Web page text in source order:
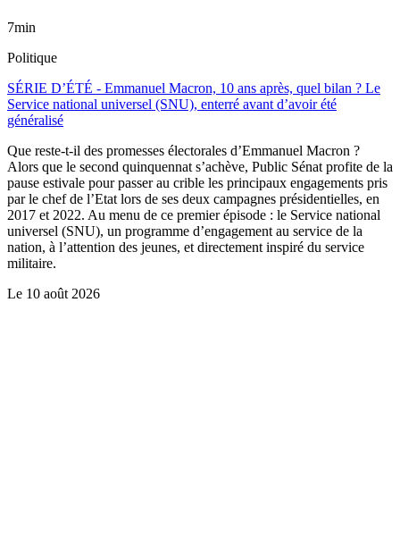
7min
Politique
SÉRIE D’ÉTÉ - Emmanuel Macron, 10 ans après, quel bilan ? Le
Service national universel (SNU), enterré avant d’avoir été
généralisé
Que reste-t-il des promesses électorales d’Emmanuel Macron ?
Alors que le second quinquennat s’achève, Public Sénat profite de la
pause estivale pour passer au crible les principaux engagements pris
par le chef de l’Etat lors de ses deux campagnes présidentielles, en
2017 et 2022. Au menu de ce premier épisode : le Service national
universel (SNU), un programme d’engagement au service de la
nation, à l’attention des jeunes, et directement inspiré du service
militaire.
Le 10 août 2026